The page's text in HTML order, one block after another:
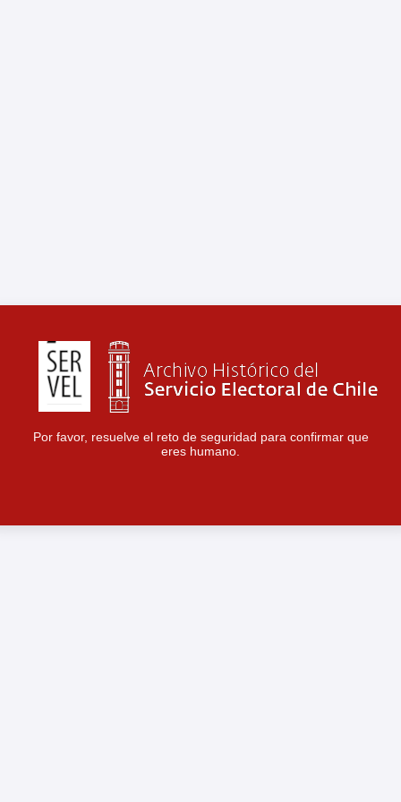
Por favor, resuelve el reto de seguridad para confirmar que
eres humano.